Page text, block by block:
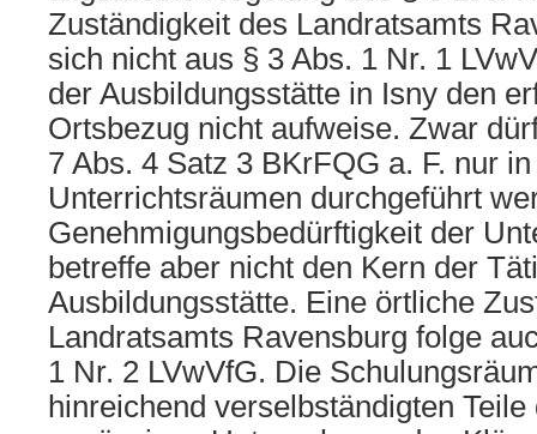
Zuständigkeit des Landratsamts
sich nicht aus § 3 Abs. 1 Nr. 1
der Ausbildungsstätte in Isny den
Ortsbezug nicht aufweise. Zwar
7 Abs. 4 Satz 3 BKrFQG a. F. nur
Unterrichtsräumen durchgeführt
Genehmigungsbedürftigkeit der
betreffe aber nicht den Kern der
Ausbildungsstätte. Eine örtliche
Landratsamts Ravensburg folge
1 Nr. 2 LVwVfG. Die
hinreichend verselbständigten